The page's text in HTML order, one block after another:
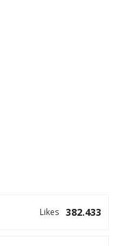
382.433
Likes